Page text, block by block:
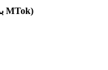
خروجی (بر MTok)